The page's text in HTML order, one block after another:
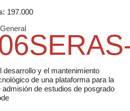
197.000
desarrollo y el mantenimiento
de una plataforma para la
de estudios de posgrado